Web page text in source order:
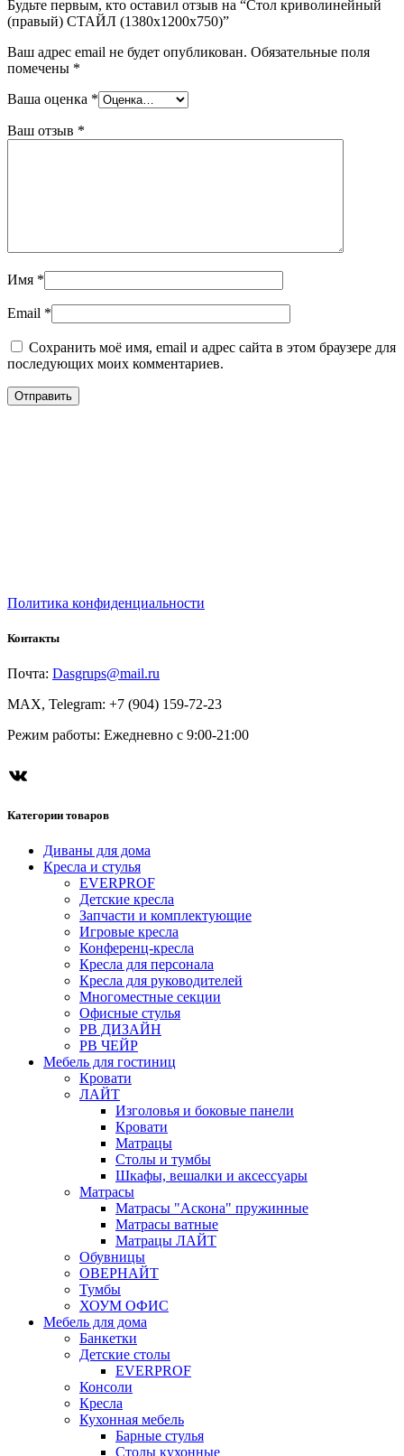
Будьте первым, кто оставил отзыв на “Стол криволинейный
(правый) СТАЙЛ (1380х1200х750)”
Ваш адрес email не будет опубликован. Обязательные поля
помечены *
Ваша оценка *
Ваш отзыв *
Имя *
Email *
Сохранить моё имя, email и адрес сайта в этом браузере для
последующих моих комментариев.
Политика конфиденциальности
Контакты
Почта: Dasgrups@mail.ru
MAX, Telegram: +7 (904) 159-72-23
Режим работы: Ежедневно с 9:00-21:00
Категории товаров
Диваны для дома
Кресла и стулья
EVERPROF
Детские кресла
Запчасти и комплектующие
Игровые кресла
Конференц-кресла
Кресла для персонала
Кресла для руководителей
Многоместные секции
Офисные стулья
РВ ДИЗАЙН
РВ ЧЕЙР
Мебель для гостиниц
Кровати
ЛАЙТ
Изголовья и боковые панели
Кровати
Матрацы
Столы и тумбы
Шкафы, вешалки и аксессуары
Матрасы
Матрасы "Аскона" пружинные
Матрасы ватные
Матрацы ЛАЙТ
Обувницы
ОВЕРНАЙТ
Тумбы
ХОУМ ОФИС
Мебель для дома
Банкетки
Детские столы
EVERPROF
Консоли
Кресла
Кухонная мебель
Барные стулья
Столы кухонные